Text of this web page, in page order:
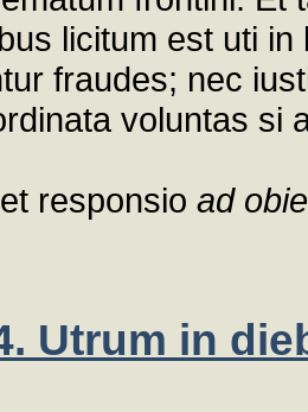
licitum est uti
fraudes; nec
voluntas si
responsio ad
Utrum in